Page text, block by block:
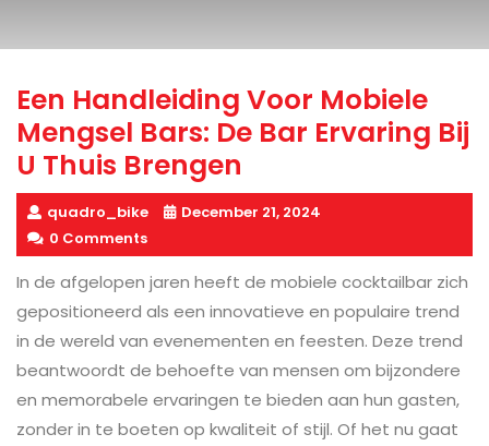
Een Handleiding Voor Mobiele
Mengsel Bars: De Bar Ervaring Bij
U Thuis Brengen
quadro_bike
December 21, 2024
0 Comments
In de afgelopen jaren heeft de mobiele cocktailbar zich
gepositioneerd als een innovatieve en populaire trend
in de wereld van evenementen en feesten. Deze trend
beantwoordt de behoefte van mensen om bijzondere
en memorabele ervaringen te bieden aan hun gasten,
zonder in te boeten op kwaliteit of stijl. Of het nu gaat